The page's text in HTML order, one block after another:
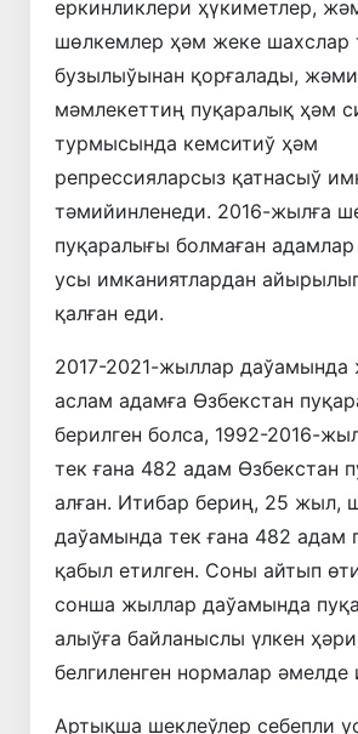
еркинликлери ҳүкиметлер,
шөлкемлер ҳәм жеке шахслар
бузылыўынан қорғалады,
мәмлекеттиң пуқаралық ҳәм
турмысында кемситиў ҳәм
репрессияларсыз қатнасыў
тәмийинленеди. 2016-жылға
пуқаралығы болмаған
усы имканиятлардан
қалған еди.
2017-2021-жыллар даўамында
аслам адамға Өзбекстан
берилген болса, 1992-2016-
тек ғана 482 адам Өзбекстан
алған. Итибар бериң, 25 жыл,
даўамында тек ғана 482 адам
қабыл етилген. Соны айтып
сонша жыллар даўамында
алыўға байланыслы үлкен
белгиленген нормалар әмелде
Артықша шеклеўлер себепли